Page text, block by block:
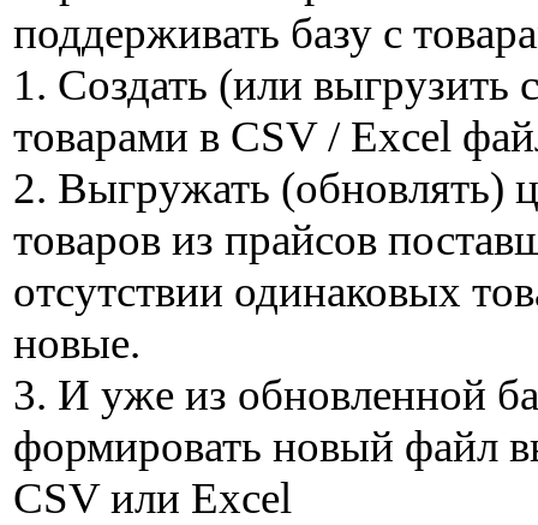
поддерживать базу с
1. Создать (или выгрузить
товарами в CSV / Excel
2. Выгружать (обновлять)
товаров из прайсов
отсутствии одинаковых
новые.
3. И уже из обновленной
формировать новый файл
CSV или Excel